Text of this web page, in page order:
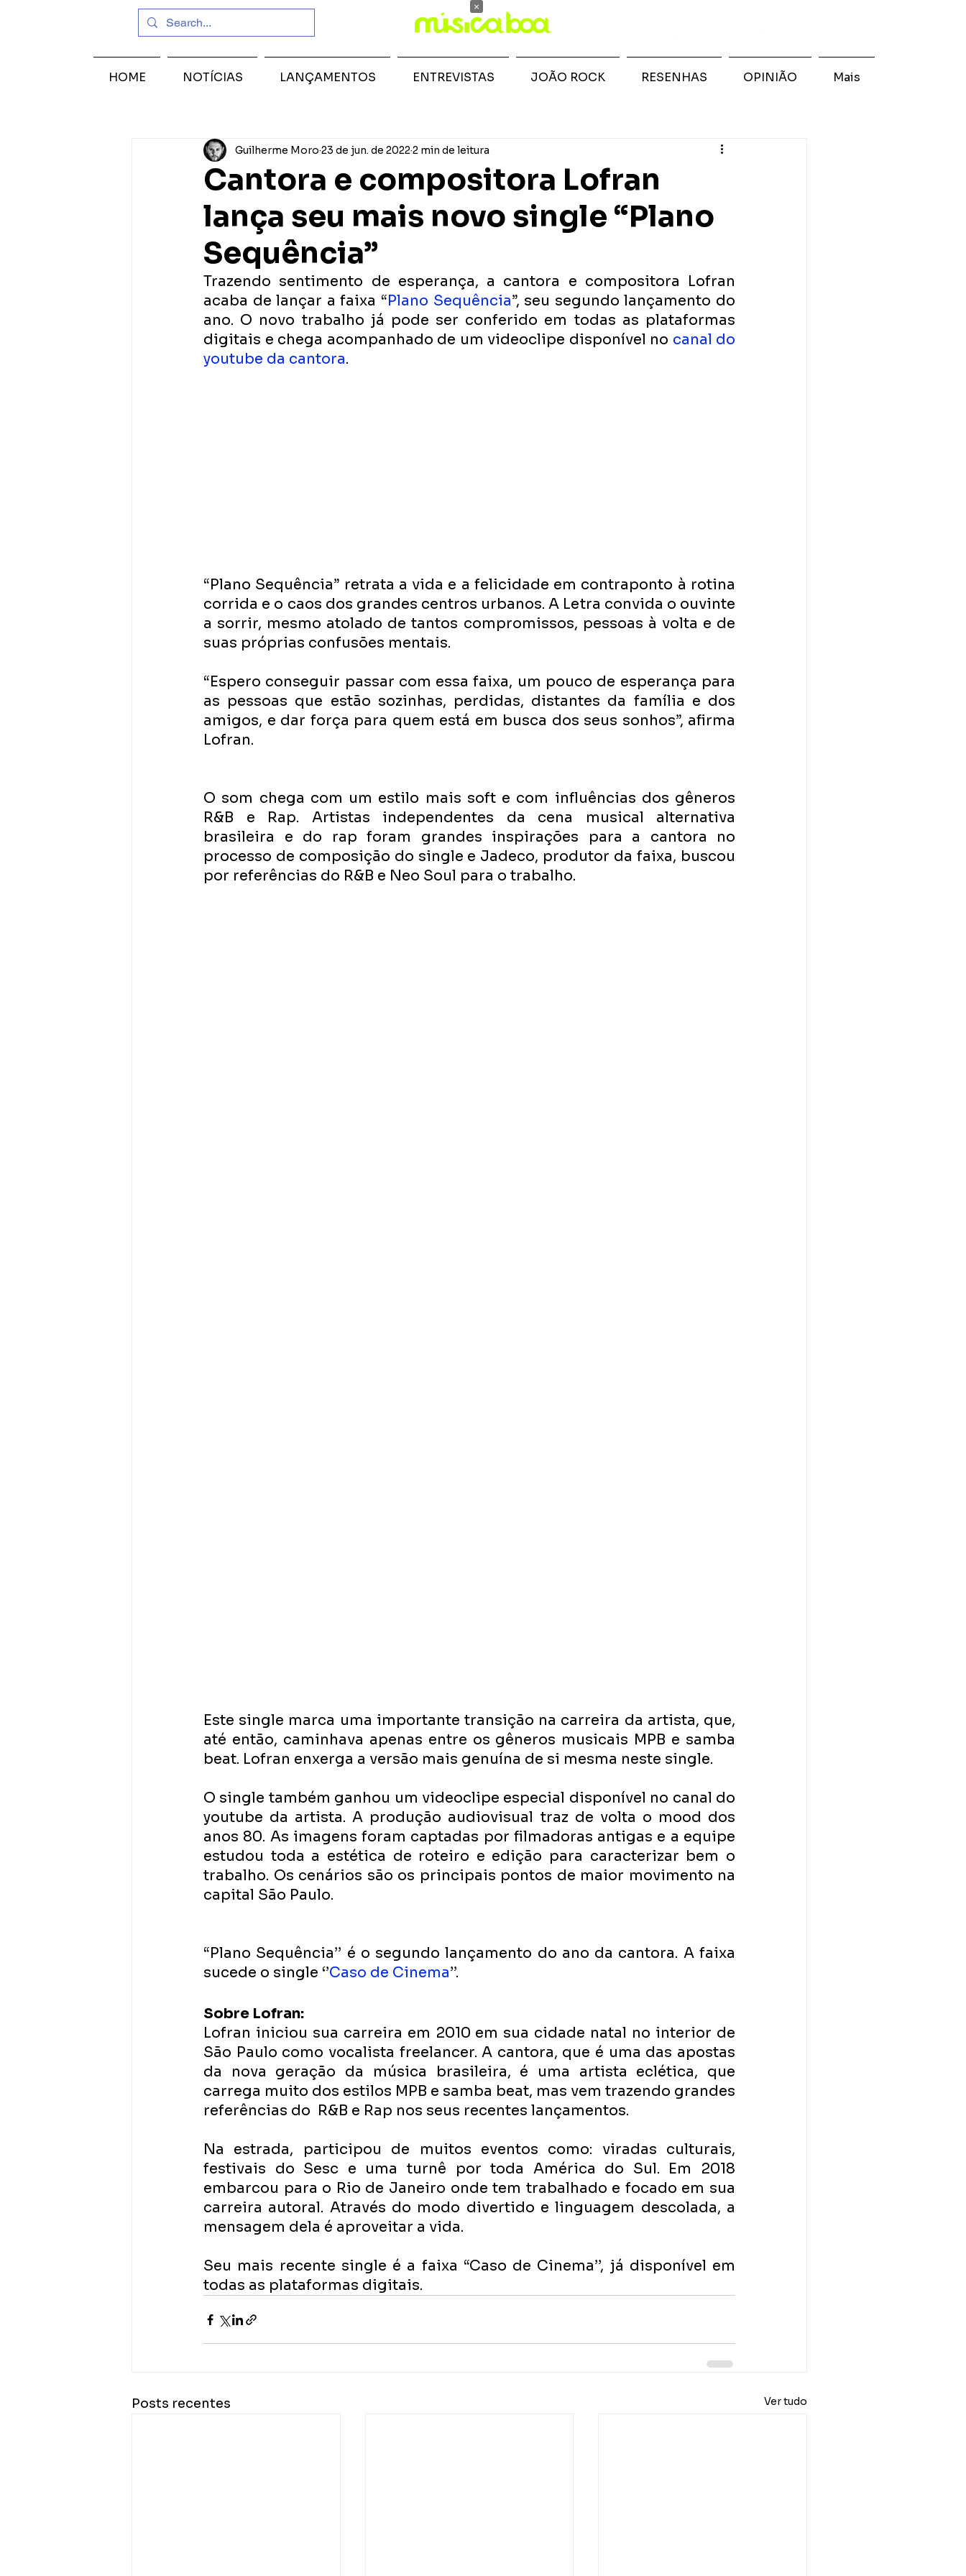
Cantora e compositora Lofran
lança seu mais novo single “Plano
Sequência”
Guilherme Moro 23 de jun. de 2022 2 min de leitura
Trazendo sentimento de esperança, a cantora e compositora Lofran
acaba de lançar a faixa “Plano Sequência”, seu segundo lançamento do
ano. O novo trabalho já pode ser conferido em todas as plataformas
digitais e chega acompanhado de um videoclipe disponível no canal do
youtube da cantora.
“Plano Sequência” retrata a vida e a felicidade em contraponto à rotina
corrida e o caos dos grandes centros urbanos. A Letra convida o ouvinte
a sorrir, mesmo atolado de tantos compromissos, pessoas à volta e de
suas próprias confusões mentais.
“Espero conseguir passar com essa faixa, um pouco de esperança para
as pessoas que estão sozinhas, perdidas, distantes da família e dos
amigos, e dar força para quem está em busca dos seus sonhos”, afirma
Lofran.
O som chega com um estilo mais soft e com influências dos gêneros
R&B e Rap. Artistas independentes da cena musical alternativa
brasileira e do rap foram grandes inspirações para a cantora no
processo de composição do single e Jadeco, produtor da faixa, buscou
por referências do R&B e Neo Soul para o trabalho.
Este single marca uma importante transição na carreira da artista, que,
até então, caminhava apenas entre os gêneros musicais MPB e samba
beat. Lofran enxerga a versão mais genuína de si mesma neste single.
O single também ganhou um videoclipe especial disponível no canal do
youtube da artista. A produção audiovisual traz de volta o mood dos
anos 80. As imagens foram captadas por filmadoras antigas e a equipe
estudou toda a estética de roteiro e edição para caracterizar bem o
trabalho. Os cenários são os principais pontos de maior movimento na
capital São Paulo.
“Plano Sequência’’ é o segundo lançamento do ano da cantora. A faixa
sucede o single ‘’Caso de Cinema’’.
Sobre Lofran:
Lofran iniciou sua carreira em 2010 em sua cidade natal no interior de
São Paulo como vocalista freelancer. A cantora, que é uma das apostas
da nova geração da música brasileira, é uma artista eclética, que
carrega muito dos estilos MPB e samba beat, mas vem trazendo grandes
referências do  R&B e Rap nos seus recentes lançamentos.
Na estrada, participou de muitos eventos como: viradas culturais,
festivais do Sesc e uma turnê por toda América do Sul. Em 2018
embarcou para o Rio de Janeiro onde tem trabalhado e focado em sua
carreira autoral. Através do modo divertido e linguagem descolada, a
mensagem dela é aproveitar a vida.
Seu mais recente single é a faixa “Caso de Cinema’’, já disponível em
todas as plataformas digitais.
Posts recentes Ver tudo
HOME NOTÍCIAS LANÇAMENTOS ENTREVISTAS JOÃO ROCK RESENHAS OPINIÃO Mais
×